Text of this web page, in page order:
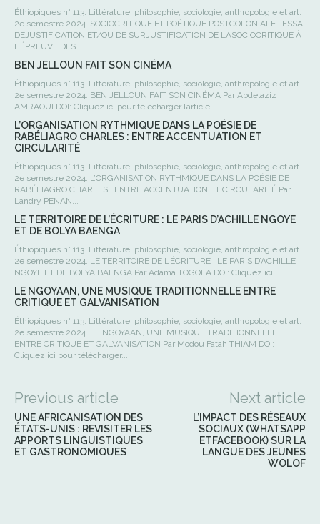
Éthiopiques n° 113. Littérature, philosophie, sociologie, anthropologie et art.
2e semestre 2024. SOCIOCRITIQUE ET POÉTIQUE POSTCOLONIALE : ESSAI
DEJUSTIFICATION ET/OU DE SURJUSTIFICATION DE LASOCIOCRITIQUE À
L’ÉPREUVE DES...
BEN JELLOUN FAIT SON CINÉMA
Éthiopiques n° 113. Littérature, philosophie, sociologie, anthropologie et art.
2e semestre 2024. BEN JELLOUN FAIT SON CINÉMA Par Abdelaziz
AMRAOUI DOI: Cliquez ici pour télécharger l’article
L’ORGANISATION RYTHMIQUE DANS LA POÉSIE DE
RABÉLIAGRO CHARLES : ENTRE ACCENTUATION ET
CIRCULARITÉ
Éthiopiques n° 113. Littérature, philosophie, sociologie, anthropologie et art.
2e semestre 2024. L’ORGANISATION RYTHMIQUE DANS LA POÉSIE DE
RABÉLIAGRO CHARLES : ENTRE ACCENTUATION ET CIRCULARITÉ Par
Landry PENAN...
LE TERRITOIRE DE L’ÉCRITURE : LE PARIS D’ACHILLE NGOYE
ET DE BOLYA BAENGA
Éthiopiques n° 113. Littérature, philosophie, sociologie, anthropologie et art.
2e semestre 2024. LE TERRITOIRE DE L’ÉCRITURE : LE PARIS D’ACHILLE
NGOYE ET DE BOLYA BAENGA Par Adama TOGOLA DOI: Cliquez ici...
LE NGOYAAN, UNE MUSIQUE TRADITIONNELLE ENTRE
CRITIQUE ET GALVANISATION
Éthiopiques n° 113. Littérature, philosophie, sociologie, anthropologie et art.
2e semestre 2024. LE NGOYAAN, UNE MUSIQUE TRADITIONNELLE
ENTRE CRITIQUE ET GALVANISATION Par Modou Fatah THIAM DOI:
Cliquez ici pour télécharger...
Previous article
UNE AFRICANISATION DES
ÉTATS-UNIS : REVISITER LES
APPORTS LINGUISTIQUES
ET GASTRONOMIQUES
Next article
L’IMPACT DES RÉSEAUX
SOCIAUX (WHATSAPP
ETFACEBOOK) SUR LA
LANGUE DES JEUNES
WOLOF